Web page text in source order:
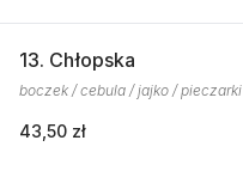
13. Chłopska
boczek / cebula / jajko / pieczarki
43,50 zł